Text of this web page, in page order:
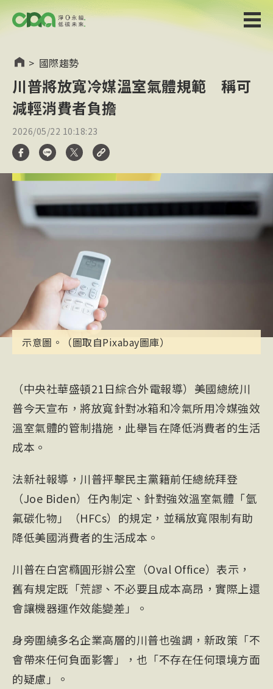
> 國際趨勢
川普將放寬冷媒溫室氣體規範 稱可
減輕消費者負擔
2026/05/22 10:18:23
示意圖。（圖取自Pixabay圖庫）
（中央社華盛頓21日綜合外電報導）美國總統川
普今天宣布，將放寬針對冰箱和冷氣所用冷媒強效
溫室氣體的管制措施，此舉旨在降低消費者的生活
成本。
法新社報導，川普抨擊民主黨籍前任總統拜登
（Joe Biden）任內制定、針對強效溫室氣體「氫
氟碳化物」（HFCs）的規定，並稱放寬限制有助
降低美國消費者的生活成本。
川普在白宮橢圓形辦公室（Oval Office）表示，
舊有規定既「荒謬、不必要且成本高昂，實際上還
會讓機器運作效能變差」。
身旁圍繞多名企業高層的川普也強調，新政策「不
會帶來任何負面影響」，也「不存在任何環境方面
的疑慮」。